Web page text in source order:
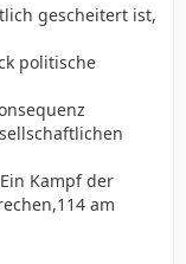
gescheitert ist,
politische
Kampf der
am